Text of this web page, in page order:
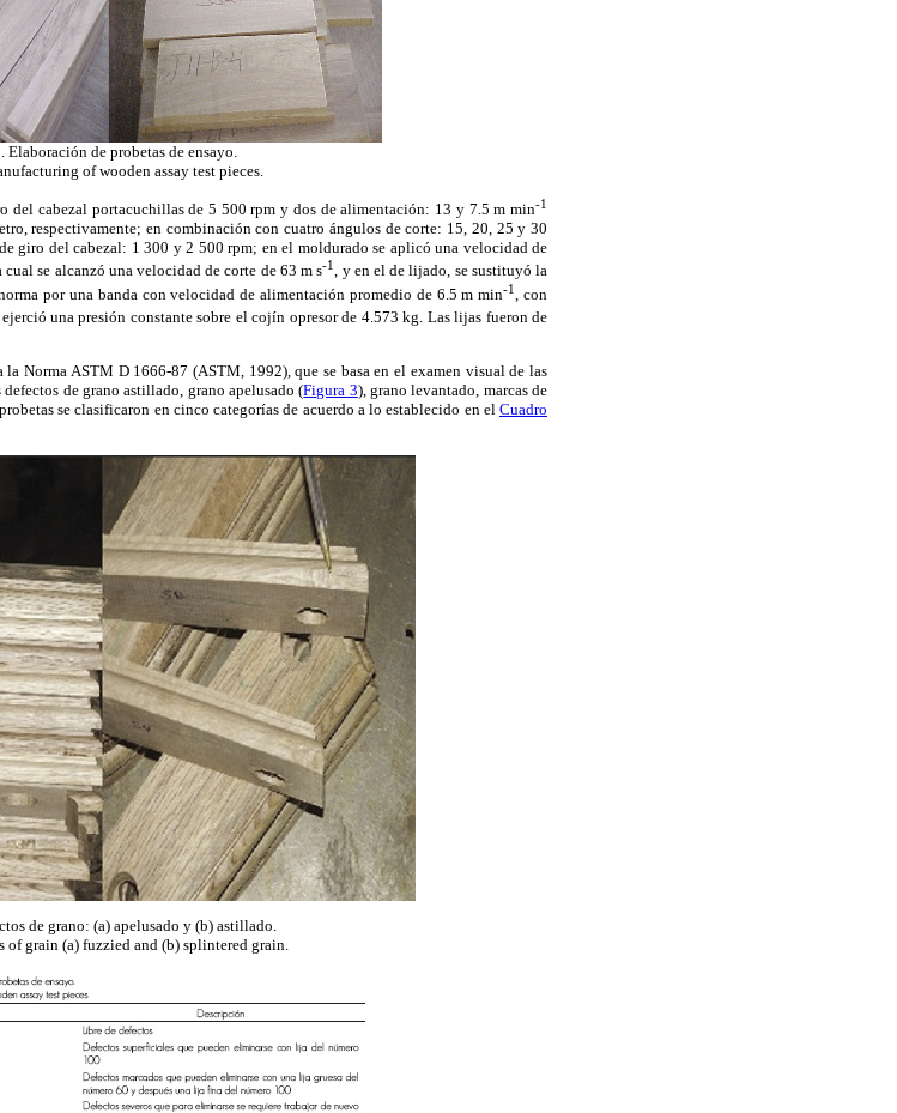
Elaboración de probetas de ensayo.
of wooden assay test pieces.
cabezal portacuchillas de 5 500 rpm y dos de alimentación: 13 y 7.5 m min-1
respectivamente; en combinación con cuatro ángulos de corte: 15, 20, 25 y 30
giro del cabezal: 1 300 y 2 500 rpm; en el moldurado se aplicó una velocidad de
se alcanzó una velocidad de corte de 63 m s-1, y en el de lijado, se sustituyó la
por una banda con velocidad de alimentación promedio de 6.5 m min-1
, con
una presión constante sobre el cojín opresor de 4.573 kg. Las lijas fueron de
Norma ASTM D 1666-87 (ASTM, 1992), que se basa en el examen visual de las
de grano astillado, grano apelusado (Figura 3), grano levantado, marcas de
se clasificaron en cinco categorías de acuerdo a lo establecido en el Cuadro
de grano: (a) apelusado y (b) astillado.
of grain (a) fuzzied and (b) splintered grain.